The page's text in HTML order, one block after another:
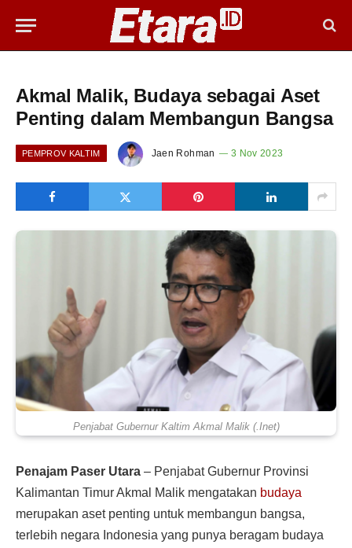
Akmal Malik, Budaya sebagai Aset
Penting dalam Membangun Bangsa
PEMPROV KALTIM Jaen Rohman 3 Nov 2023
Penjabat Gubernur Kaltim Akmal Malik (.Inet)
Penajam Paser Utara – Penjabat Gubernur Provinsi
Kalimantan Timur Akmal Malik mengatakan budaya
merupakan aset penting untuk membangun bangsa,
terlebih negara Indonesia yang punya beragam budaya